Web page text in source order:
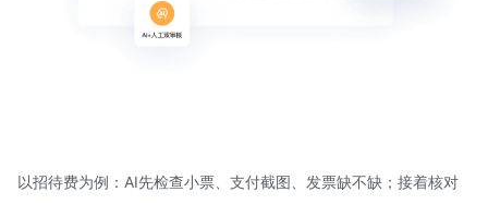
以招待费为例：AI先检查小票、支付截图、发票缺不缺；接着核对